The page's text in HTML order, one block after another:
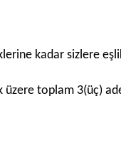
kadar sizlere eşlik
üzere toplam 3(üç)